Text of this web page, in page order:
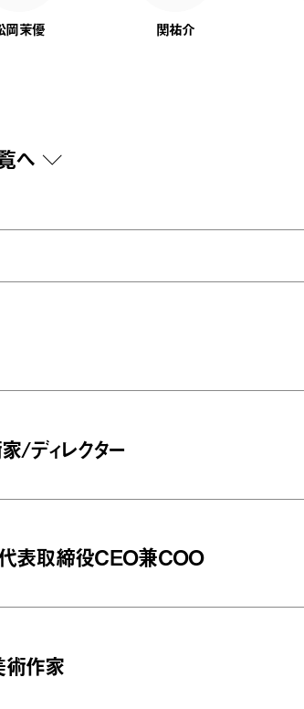
岡茉優 関祐介
へ
/ディレクター
表取締役CEO兼COO
術作家